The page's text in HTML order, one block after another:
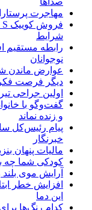
مهاجرت
شرایط
رابطه مستقیم
نوجوانان
عوارض ماندن
دیگر فرصت
اولین جراحی
گفت‌وگو با
و زنده نماند
پیام رئیس‌کل
خبرنگار
مالیات پنهان
کودکی شما چه
آرایش موی
افزایش خطر
این دما
کدام رنگ‌ها